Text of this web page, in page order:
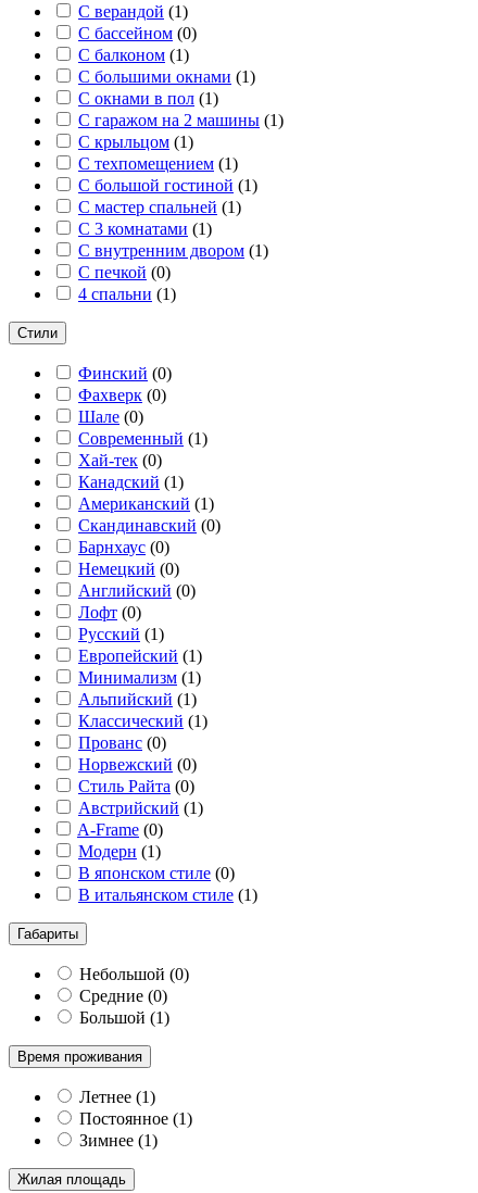
С верандой (1)
С бассейном (0)
С балконом (1)
С большими окнами (1)
С окнами в пол (1)
С гаражом на 2 машины (1)
С крыльцом (1)
С техпомещением (1)
С большой гостиной (1)
С мастер спальней (1)
С 3 комнатами (1)
С внутренним двором (1)
С печкой (0)
4 спальни (1)
Стили
Финский (0)
Фахверк (0)
Шале (0)
Современный (1)
Хай-тек (0)
Канадский (1)
Американский (1)
Скандинавский (0)
Барнхаус (0)
Немецкий (0)
Английский (0)
Лофт (0)
Русский (1)
Европейский (1)
Минимализм (1)
Альпийский (1)
Классический (1)
Прованс (0)
Норвежский (0)
Стиль Райта (0)
Австрийский (1)
A-Frame (0)
Модерн (1)
В японском стиле (0)
В итальянском стиле (1)
Габариты
Небольшой (0)
Средние (0)
Большой (1)
Время проживания
Летнее (1)
Постоянное (1)
Зимнее (1)
Жилая площадь